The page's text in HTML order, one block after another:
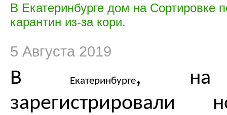
В Екатеринбурге дом на Сортировке
карантин из-за кори.
5 Августа 2019
В Екатеринбурге, на
зарегистрировали